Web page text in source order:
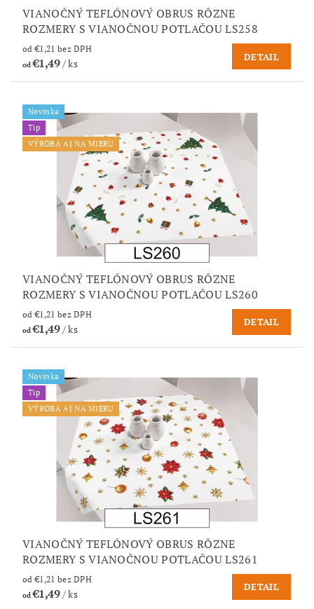
VIANOČNÝ TEFLÓNOVÝ OBRUS RÔZNE
ROZMERY S VIANOČNOU POTLAČOU LS258
od €1,21 bez DPH
od€1,49/ ks
DETAIL
Novinka
Tip
VÝROBA AJ NA MIERU
VIANOČNÝ TEFLÓNOVÝ OBRUS RÔZNE
ROZMERY S VIANOČNOU POTLAČOU LS260
od €1,21 bez DPH
od€1,49/ ks
DETAIL
Novinka
Tip
VÝROBA AJ NA MIERU
VIANOČNÝ TEFLÓNOVÝ OBRUS RÔZNE
ROZMERY S VIANOČNOU POTLAČOU LS261
od €1,21 bez DPH
od€1,49/ ks
DETAIL